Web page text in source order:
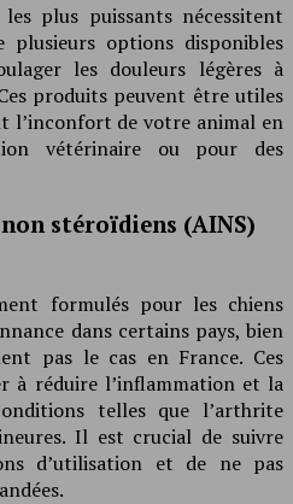
plus puissants nécessitent
options disponibles
les douleurs légères à
produits peuvent être utiles
l’inconfort de votre animal en
vétérinaire ou pour des
stéroïdiens (AINS)
formulés pour les chiens
dans certains pays, bien
pas le cas en France. Ces
à réduire l’inflammation et la
telles que l’arthrite
Il est crucial de suivre
d’utilisation et de ne pas